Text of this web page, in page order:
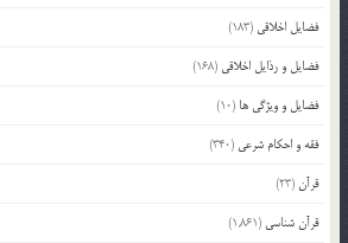
فضایل اخلاقی (183)
فضایل و رذایل اخلاقی (168)
فضایل و ویژگی ها (10)
فقه و احکام شرعی (340)
قرآن(23)
قرآن شناسی (1,861)